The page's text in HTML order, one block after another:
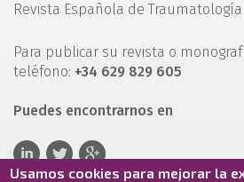
Revista Española de Traumatología
Para publicar su revista o
teléfono: +34 629 829 605
Puedes encontrarnos en
Usamos cookies para mejorar la